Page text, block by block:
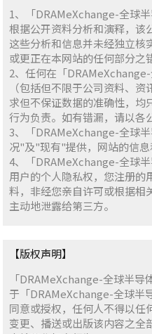
1、「DRAMeXchange-全球
根据公开资料分析和演释，该
这些分析和信息并未经独立核
或更正在本网站的任何部分之
2、任何在「
（包括但不限于公司资料、
求但不保证数据的准确性，均
行为负责。如有错漏，请以各
3、「DRAMeXchange-全球
况"及"现有"提供，网站的信息
4、「DRAMeXchange-全球
用户的个人隐私权，您注册的
料，非经您亲自许可或根据相
主动地泄露给第三方。
【版权声明】
「DRAMeXchange-全球半
于「DRAMeXchange-全球半
同意或授权，任何人不得以任
变更、播送或出版该内容之全